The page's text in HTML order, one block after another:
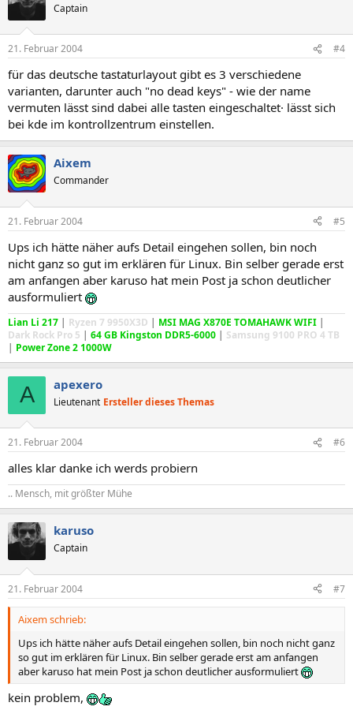
Captain
21. Februar 2004 #4
für das deutsche tastaturlayout gibt es 3 verschiedene
varianten, darunter auch "no dead keys" - wie der name
vermuten lässt sind dabei alle tasten eingeschaltet· lässt sich
bei kde im kontrollzentrum einstellen.
Aixem
Commander
21. Februar 2004 #5
Ups ich hätte näher aufs Detail eingehen sollen, bin noch
nicht ganz so gut im erklären für Linux. Bin selber gerade erst
am anfangen aber karuso hat mein Post ja schon deutlicher
ausformuliert
Lian Li 217 | Ryzen 7 9950X3D | MSI MAG X870E TOMAHAWK WIFI |
Dark Rock Pro 5 | 64 GB Kingston DDR5-6000 | Samsung 9100 PRO 4 TB
| Power Zone 2 1000W
A apexero
Lieutenant Ersteller dieses Themas
21. Februar 2004 #6
alles klar danke ich werds probiern
.. Mensch, mit größter Mühe
karuso
Captain
21. Februar 2004 #7
Aixem schrieb:
Ups ich hätte näher aufs Detail eingehen sollen, bin noch nicht ganz
so gut im erklären für Linux. Bin selber gerade erst am anfangen
aber karuso hat mein Post ja schon deutlicher ausformuliert
kein problem,